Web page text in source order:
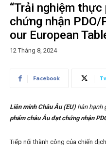
“Trải nghiệm
chứng nhận
our European
12 Tháng 8, 2024
Facebook
Liên minh Châu Âu (EU) hân hạnh
phẩm châu Âu đạt chứng nhận
Tiếp nối thành công của chiến